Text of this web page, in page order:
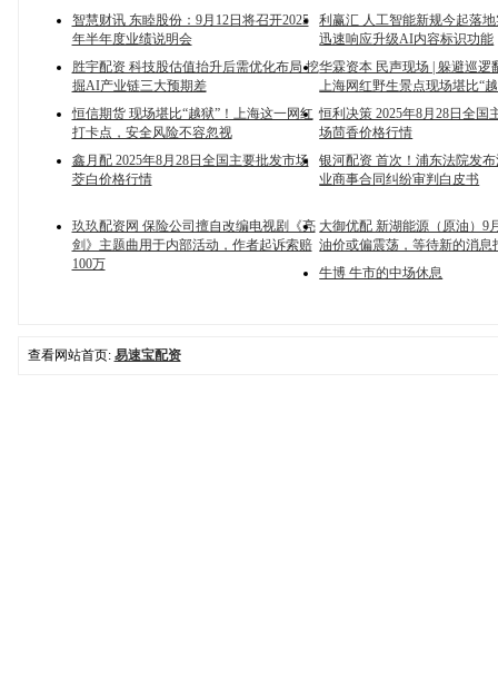
智慧财讯 东睦股份：9月12日将召开2025
年半年度业绩说明会
利赢汇 人工智能新规今起落
迅速响应升级AI内容标识功能
胜宇配资 科技股估值抬升后需优化布局 挖
掘AI产业链三大预期差
华霖资本 民声现场 | 躲避巡逻
上海网红野生景点现场堪比“
恒信期货 现场堪比“越狱”！上海这一网红
打卡点，安全风险不容忽视
恒利决策 2025年8月28日全国
场茴香价格行情
鑫月配 2025年8月28日全国主要批发市场
茭白价格行情
银河配资 首次！浦东法院发
业商事合同纠纷审判白皮书
玖玖配资网 保险公司擅自改编电视剧《亮
剑》主题曲用于内部活动，作者起诉索赔
100万
大御优配 新湖能源（原油）9
油价或偏震荡，等待新的消息
牛博 牛市的中场休息
查看网站首页: 易速宝配资